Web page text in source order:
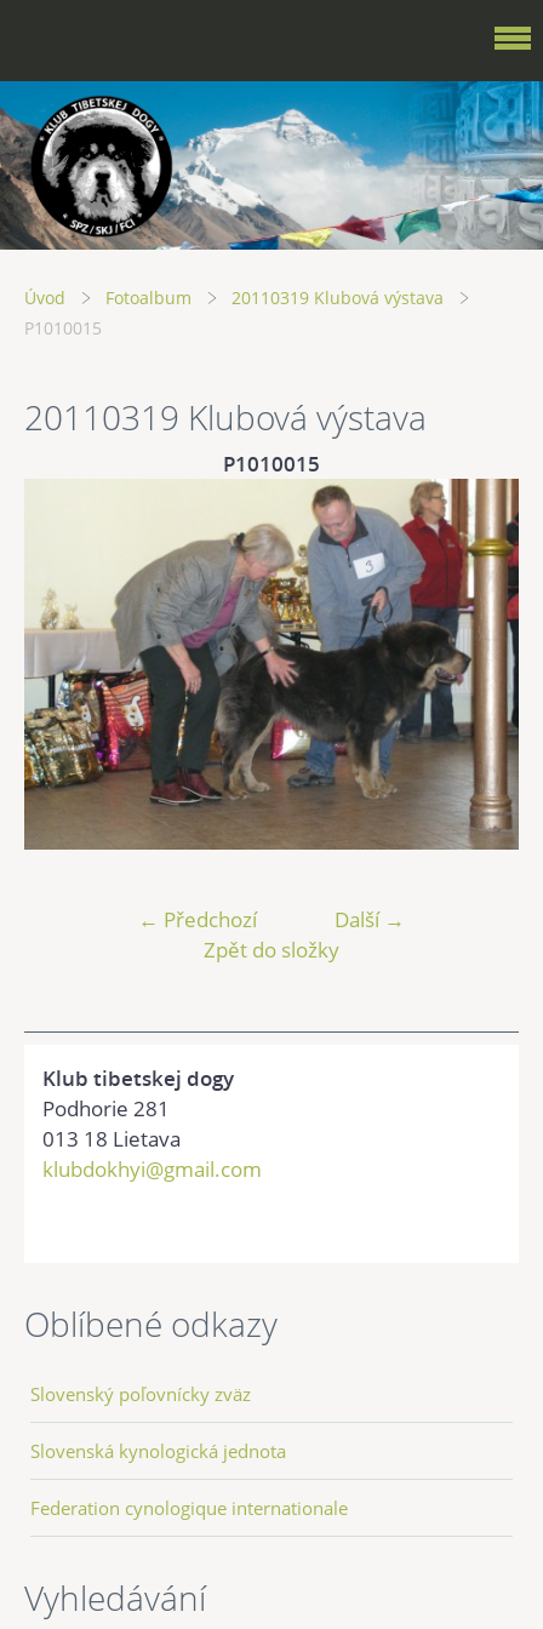
Úvod Fotoalbum
20110319 Klubová výstava
P1010015
20110319 Klubová výstava
P1010015
← Předchozí
Další →
Zpět do složky
Klub tibetskej dogy
Podhorie 281
013 18 Lietava
klubdokhyi@gmail.com
Oblíbené odkazy
Slovenský poľovnícky zväz
Slovenská kynologická jednota
Federation cynologique internationale
Vyhledávání